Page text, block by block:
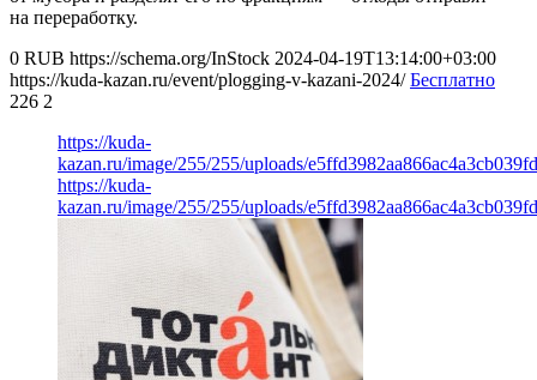
на переработку.
0 RUB https://schema.org/InStock 2024-04-19T13:14:00+03:00
https://kuda-kazan.ru/event/plogging-v-kazani-2024/ Бесплатно
226 2
https://kuda-
kazan.ru/image/255/255/uploads/
https://kuda-
kazan.ru/image/255/255/uploads/